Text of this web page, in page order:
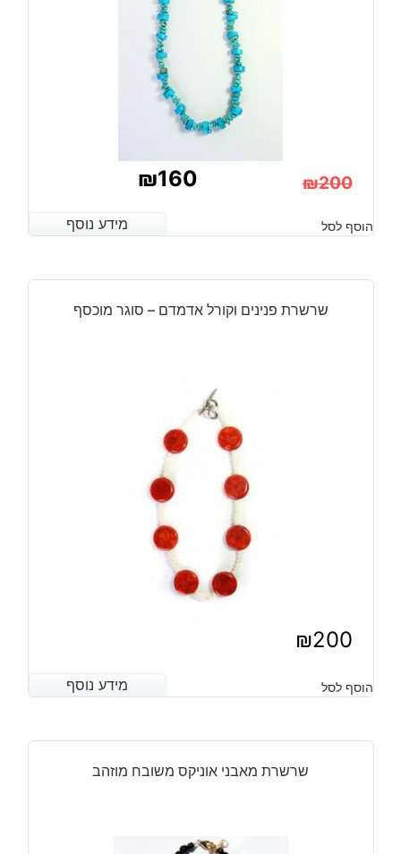
₪200
המקורי
היה:
₪200.
₪160
הנוכחי
הוא:
₪160.
מידע נוסף הוסף לסל מידע נוסף
שרשרת פנינים וקורל אדמדם – סוגר מוכסף
₪200
מידע נוסף הוסף לסל מידע נוסף
שרשרת מאבני אוניקס משובח מוזהב